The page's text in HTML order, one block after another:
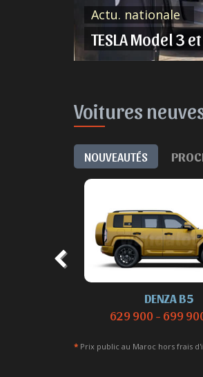
Actu. nationale
TESLA Model 3
Voitures
NOUVEAUTÉS
DENZA B5
629 900 - 699
* Prix public au Maroc hors frais